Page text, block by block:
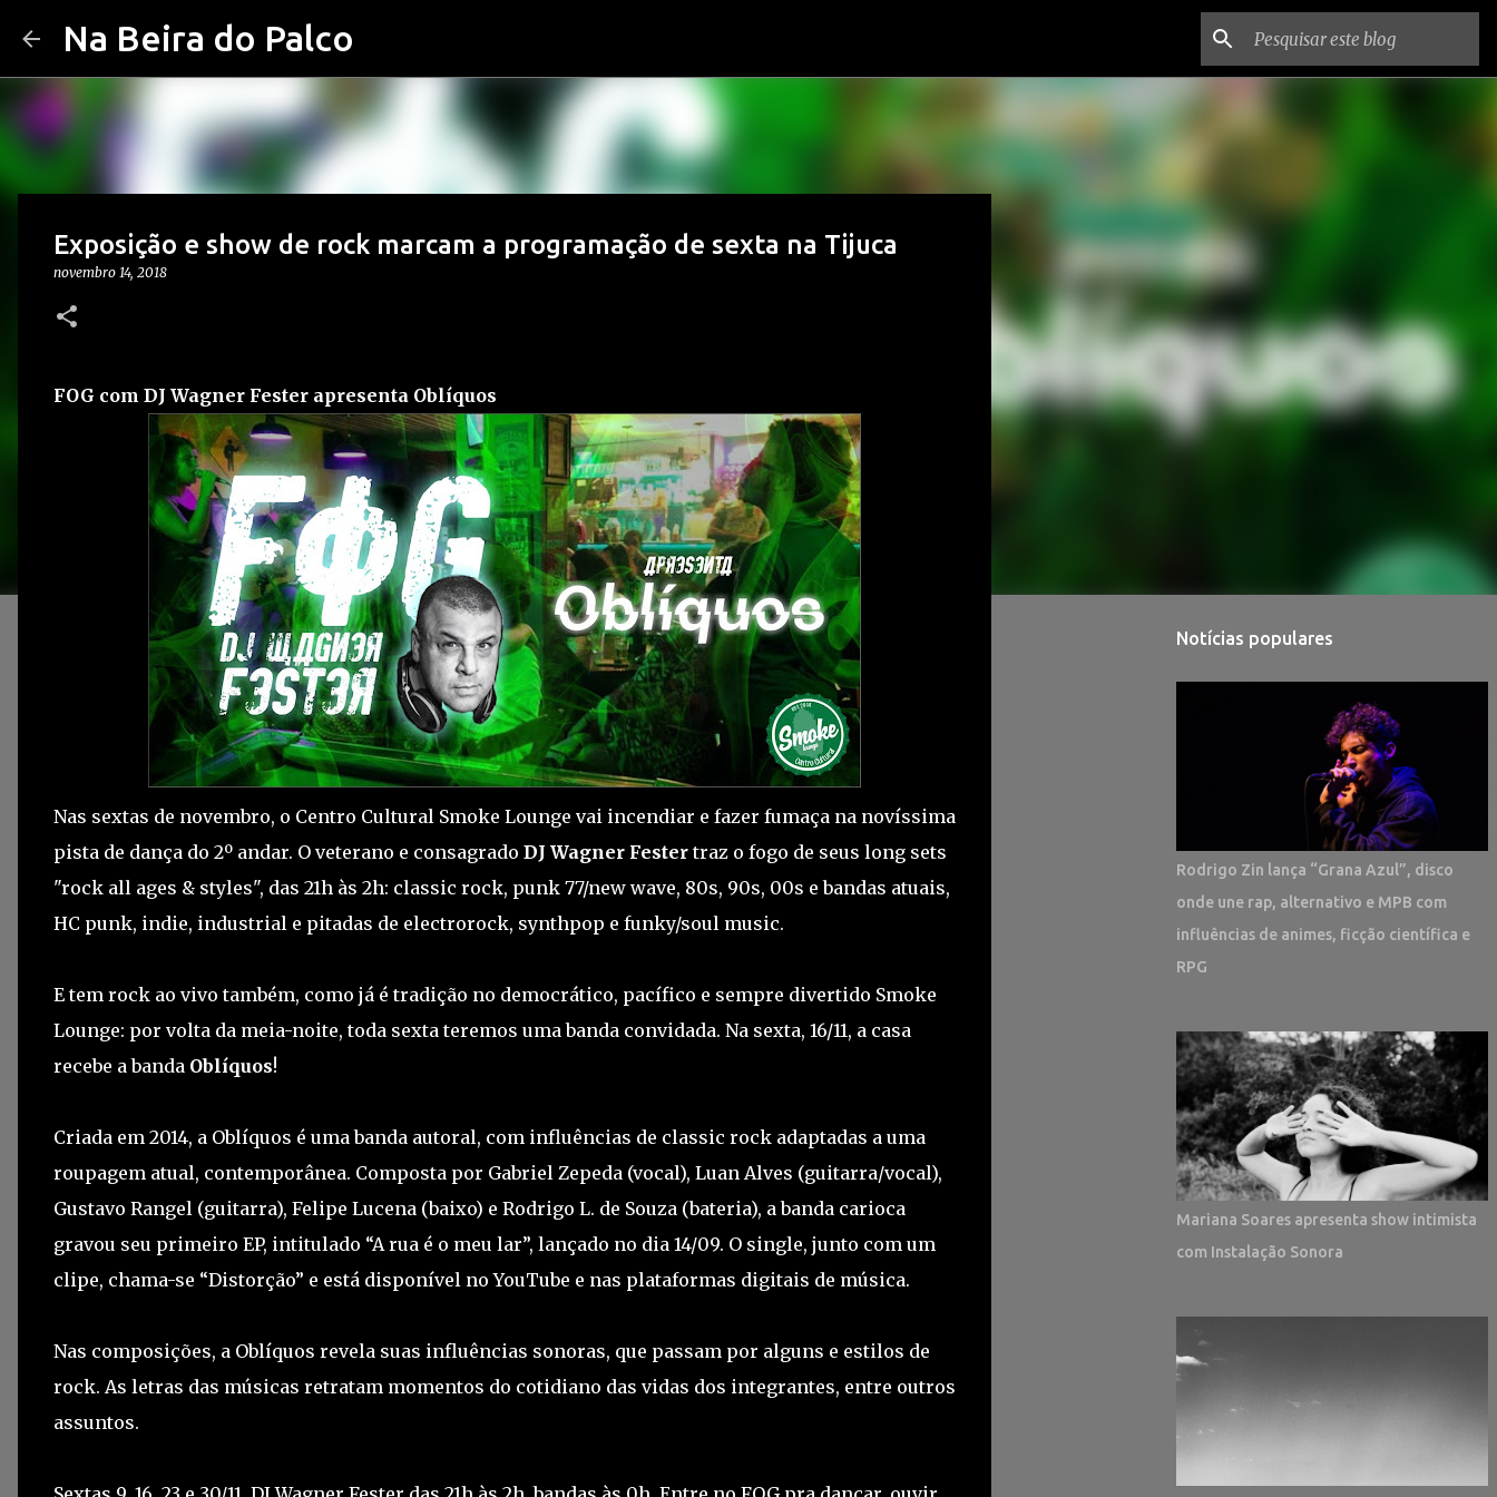
Na Beira do Palco
Exposição e show de rock marcam a programação de sexta na Tijuca
novembro 14, 2018
FOG com DJ Wagner Fester apresenta Oblíquos
Nas sextas de novembro, o Centro Cultural Smoke Lounge vai incendiar e fazer fumaça na novíssima
pista de dança do 2º andar. O veterano e consagrado DJ Wagner Festertraz o fogo de seus long sets
"rock all ages & styles", das 21h às 2h: classic rock, punk 77/new wave, 80s, 90s, 00s e bandas atuais,
HC punk, indie, industrial e pitadas de electrorock, synthpop e funky/soul music.
E tem rock ao vivo também, como já é tradição no democrático, pacífico e sempre divertido Smoke
Lounge: por volta da meia-noite, toda sexta teremos uma banda convidada. Na sexta, 16/11, a casa
recebe a banda Oblíquos!
Criada em 2014, a Oblíquos é uma banda autoral, com influências de classic rock adaptadas a uma
roupagem atual, contemporânea. Composta por Gabriel Zepeda (vocal), Luan Alves (guitarra/vocal),
Gustavo Rangel (guitarra), Felipe Lucena (baixo) e Rodrigo L. de Souza (bateria), a banda carioca
gravou seu primeiro EP, intitulado “A rua é o meu lar”, lançado no dia 14/09. O single, junto com um
clipe, chama-se “Distorção” e está disponível no YouTube e nas plataformas digitais de música.
Nas composições, a Oblíquos revela suas influências sonoras, que passam por alguns e estilos de
rock. As letras das músicas retratam momentos do cotidiano das vidas dos integrantes, entre outros
assuntos.
Notícias populares
Rodrigo Zin lança “Grana Azul”, disco
onde une rap, alternativo e MPB com
influências de animes, ficção científica e
RPG
Mariana Soares apresenta show intimista
com Instalação Sonora